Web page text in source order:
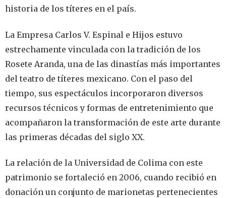
historia de los títeres en el país.
La Empresa Carlos V. Espinal e Hijos estuvo
estrechamente vinculada con la tradición de los
Rosete Aranda, una de las dinastías más importantes
del teatro de títeres mexicano. Con el paso del
tiempo, sus espectáculos incorporaron diversos
recursos técnicos y formas de entretenimiento que
acompañaron la transformación de este arte durante
las primeras décadas del siglo XX.
La relación de la Universidad de Colima con este
patrimonio se fortaleció en 2006, cuando recibió en
donación un conjunto de marionetas pertenecientes